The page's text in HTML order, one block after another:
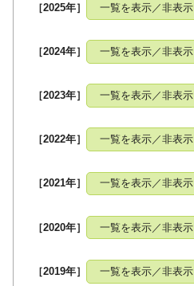
［2025年］ 一覧を表示／非表示
［2024年］ 一覧を表示／非表示
［2023年］ 一覧を表示／非表示
［2022年］ 一覧を表示／非表示
［2021年］ 一覧を表示／非表示
［2020年］ 一覧を表示／非表示
［2019年］ 一覧を表示／非表示